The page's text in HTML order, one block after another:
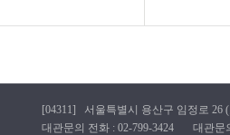
[04311] 서울특별시 용산구 임정로
대관문의 전화 : 02-799-3424 대관문